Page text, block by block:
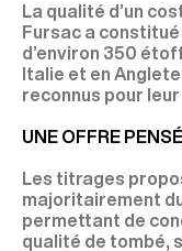
La qualité d’un
Fursac a
d’environ 350
Italie et en
reconnus pour
UNE OFFRE
Les titrages
majoritairement du
permettant de
qualité de tombé,